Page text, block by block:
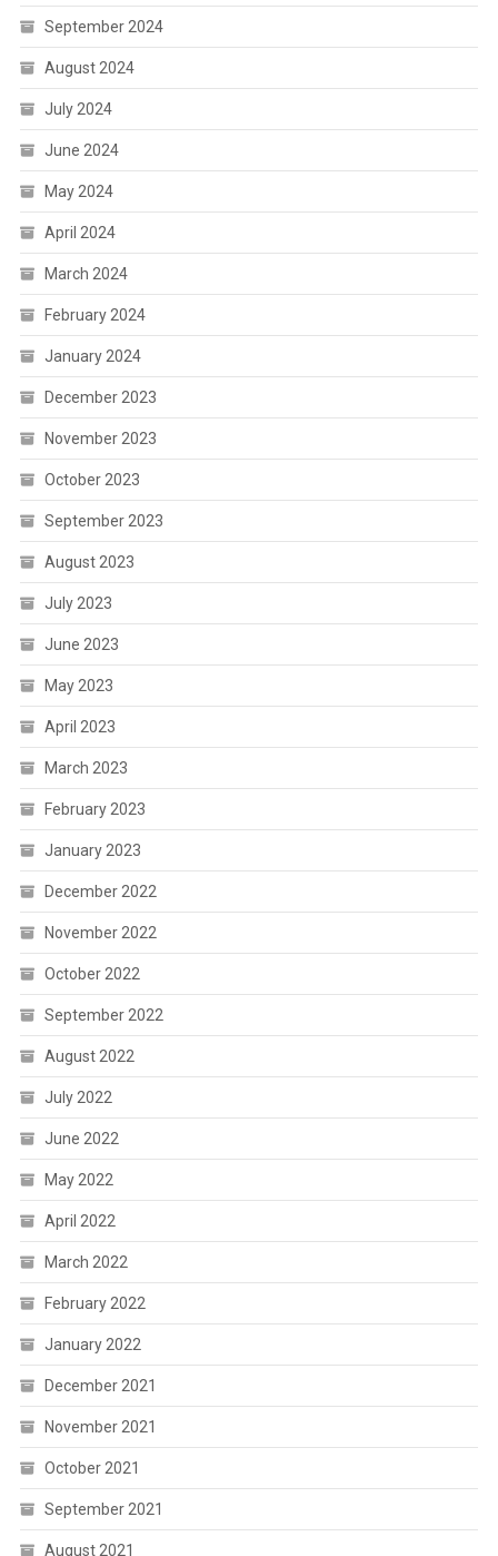
September 2024
August 2024
July 2024
June 2024
May 2024
April 2024
March 2024
February 2024
January 2024
December 2023
November 2023
October 2023
September 2023
August 2023
July 2023
June 2023
May 2023
April 2023
March 2023
February 2023
January 2023
December 2022
November 2022
October 2022
September 2022
August 2022
July 2022
June 2022
May 2022
April 2022
March 2022
February 2022
January 2022
December 2021
November 2021
October 2021
September 2021
August 2021